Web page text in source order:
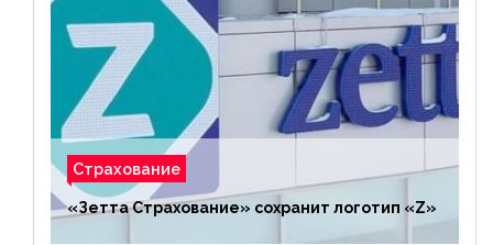
Страхование
«Зетта Страхование» сохранит логотип «Z»